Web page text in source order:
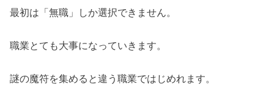
最初は「無職」しか選択できません。
職業とても大事になっていきます。
謎の魔符を集めると違う職業ではじめれます。